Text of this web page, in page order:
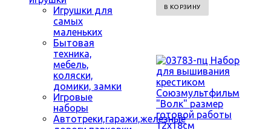
Игрушки для
самых
маленьких
Бытовая
техника,
мебель,
коляски,
домики, замки
Игровые
наборы
Автотреки,гаражи,железные
В КОРЗИНУ